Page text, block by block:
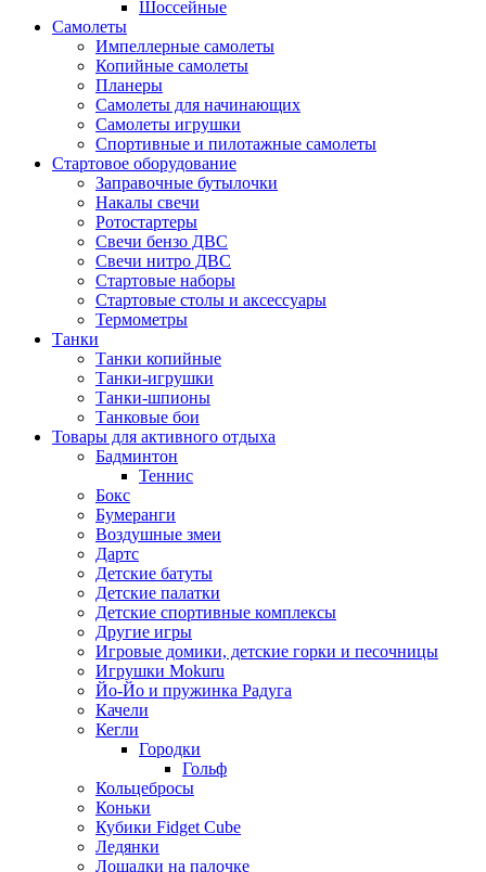
Шоссейные
Самолеты
Импеллерные самолеты
Копийные самолеты
Планеры
Самолеты для начинающих
Самолеты игрушки
Спортивные и пилотажные самолеты
Стартовое оборудование
Заправочные бутылочки
Накалы свечи
Ротостартеры
Свечи бензо ДВС
Свечи нитро ДВС
Стартовые наборы
Стартовые столы и аксессуары
Термометры
Танки
Танки копийные
Танки-игрушки
Танки-шпионы
Танковые бои
Товары для активного отдыха
Бадминтон
Теннис
Бокс
Бумеранги
Воздушные змеи
Дартс
Детские батуты
Детские палатки
Детские спортивные комплексы
Другие игры
Игровые домики, детские горки и песочницы
Игрушки Mokuru
Йо-Йо и пружинка Радуга
Качели
Кегли
Городки
Гольф
Кольцебросы
Коньки
Кубики Fidget Cube
Ледянки
Лошадки на палочке